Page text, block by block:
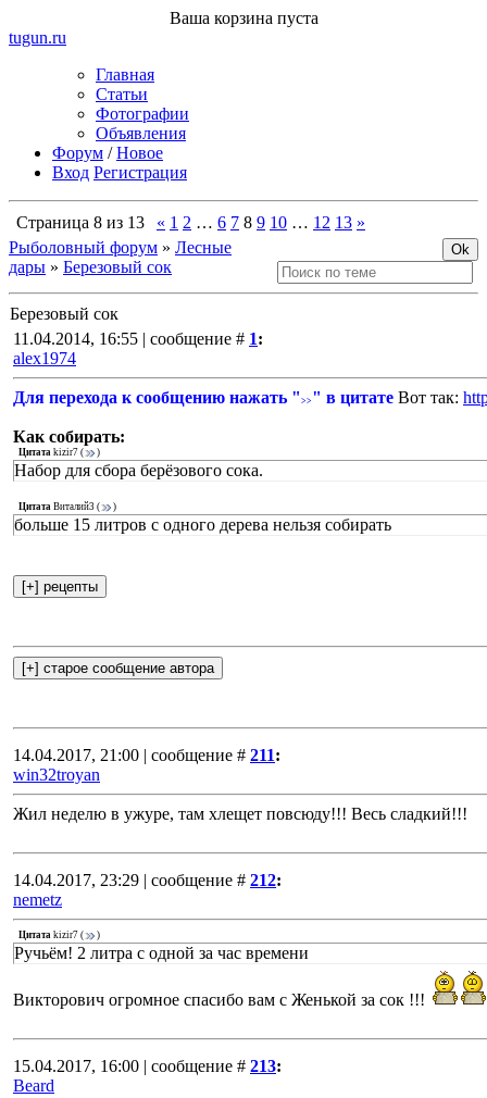
Ваша корзина пуста
tugun.ru
Главная
Статьи
Фотографии
Объявления
Форум /Новое
Вход Регистрация
Страница 8 из 13 « 1 2 … 6 7 8 9 10 … 12 13 »
Рыболовный форум » Лесные
дары » Березовый сок
Березовый сок
11.04.2014, 16:55 | сообщение # 1:
alex1974
Для перехода к сообщению нажать " >> " в цитате Вот так:
Как собирать:
Цитата kizir7 ( )
Набор для сбора берёзового сока.
Цитата Виталий3 ( )
больше 15 литров с одного дерева нельзя собирать
14.04.2017, 21:00 | сообщение # 211:
win32troyan
Жил неделю в ужуре, там хлещет повсюду!!! Весь сладкий!!!
14.04.2017, 23:29 | сообщение # 212:
nemetz
Цитата kizir7 ( )
Ручьём! 2 литра с одной за час времени
Викторович огромное спасибо вам с Женькой за сок !!!
15.04.2017, 16:00 | сообщение # 213:
Beard